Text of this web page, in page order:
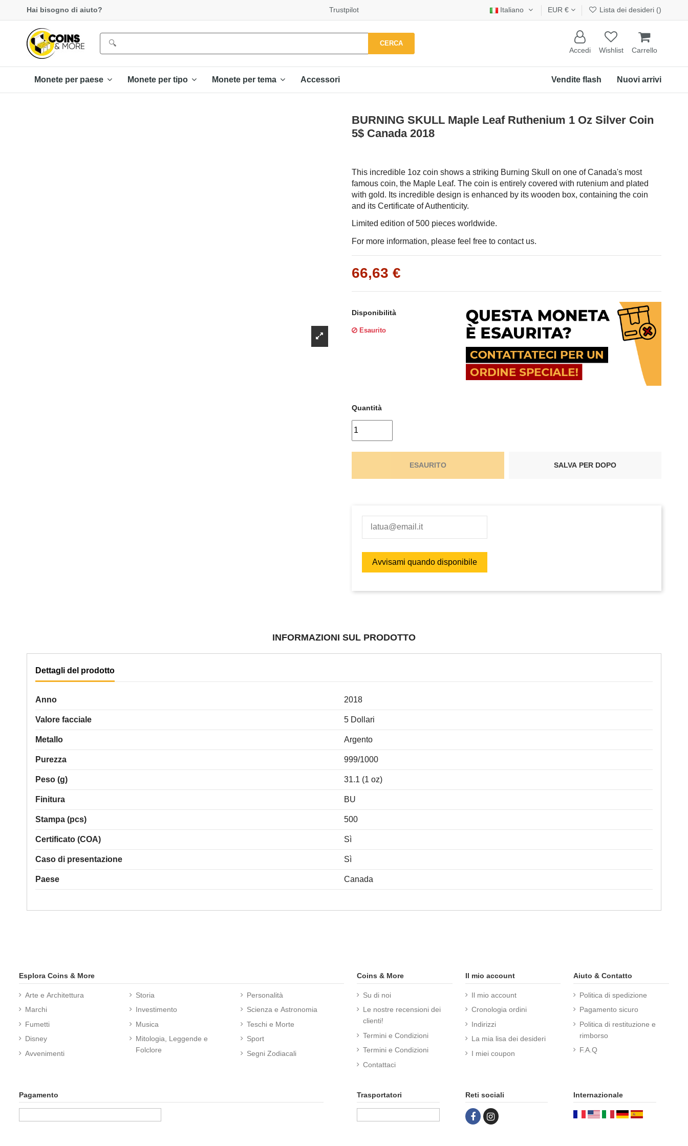
Γ
Hai bisogno di aiuto? Trustpilot Italiano EUR € Lista dei desideri ()
CERCA
Accedi Wishlist Carrello
Monete per paese Monete per tipo Monete per tema Accessori Nuovi arrivi
Vendite flash
BURNING SKULL Maple Leaf Ruthenium 1 Oz Silver Coin
5$ Canada 2018
This incredible 1oz coin shows a striking Burning Skull on one of Canada's most
famous coin, the Maple Leaf. The coin is entirely covered with rutenium and plated
with gold. Its incredible design is enhanced by its wooden box, containing the coin
and its Certificate of Authenticity.
Limited edition of 500 pieces worldwide.
For more information, please feel free to contact us.
66,63 €
Disponibilità
Esaurito
Quantità
ESAURITO SALVA PER DOPO
INFORMAZIONI SUL PRODOTTO
Dettagli del prodotto
Anno 2018
Valore facciale 5 Dollari
Metallo Argento
Purezza 999/1000
Peso (g) 31.1 (1 oz)
Finitura BU
Stampa (pcs) 500
Certificato (COA) Sì
Caso di presentazione Sì
Paese Canada
Esplora Coins & More
Arte e Architettura
Marchi
Fumetti
Disney
Avvenimenti
Storia
Investimento
Musica
Mitologia, Leggende e
Folclore
Personalità
Scienza e Astronomia
Teschi e Morte
Sport
Segni Zodiacali
Coins & More
Su di noi
Le nostre recensioni dei
clienti!
Termini e Condizioni
Termini e Condizioni
Contattaci
Il mio account
Il mio account
Cronologia ordini
Indirizzi
La mia lisa dei desideri
I miei coupon
Aiuto & Contatto
Politica di spedizione
Pagamento sicuro
Politica di restituzione e
rimborso
F.A.Q
Pagamento Trasportatori Reti sociali Internazionale